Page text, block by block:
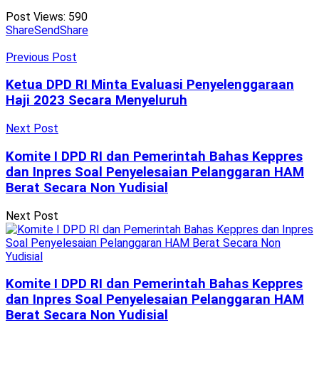
Post Views: 590
ShareSendShare
Previous Post
Ketua DPD RI Minta Evaluasi Penyelenggaraan
Haji 2023 Secara Menyeluruh
Next Post
Komite I DPD RI dan Pemerintah Bahas Keppres
dan Inpres Soal Penyelesaian Pelanggaran HAM
Berat Secara Non Yudisial
Next Post
Komite I DPD RI dan Pemerintah Bahas Keppres
dan Inpres Soal Penyelesaian Pelanggaran HAM
Berat Secara Non Yudisial